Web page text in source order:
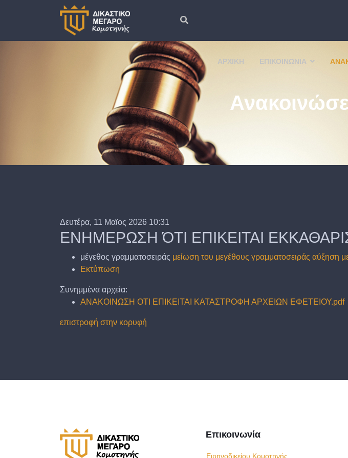
ΑΡΧΙΚΉ ΕΠΙΚΟΙΝΩΝΊΑ
Δευτέρα, 11 Μαϊος 2026 10:31
ΕΝΗΜΕΡΩΣΗ ΌΤΙ ΕΠΙΚΕΙΤΑΙ
μέγεθος γραμματοσειράς μείωση του μεγέθους γραμματοσειράς αύξηση
Εκτύπωση
Συνημμένα αρχεία:
ΑΝΑΚΟΙΝΩΣΗ ΟΤΙ ΕΠΙΚΕΙΤΑΙ ΚΑΤΑΣΤΡΟΦΗ ΑΡΧΕΙΩΝ ΕΦΕΤΕΙΟΥ.pdf
επιστροφή στην κορυφή
Επικοινωνία
Ειρηνοδικείου Κομοτηνής